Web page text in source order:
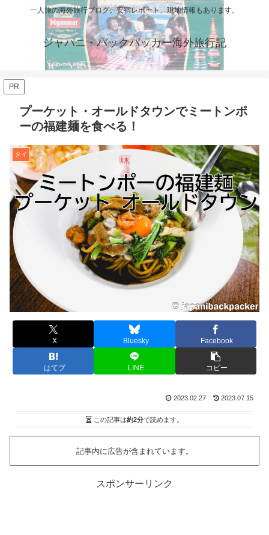
一人旅の海外旅行ブログ。安宿レポート、現地情報もあります。
ジャパニ・バックパッカー海外旅行記
PR
プーケット・オールドタウンでミートンポ
ーの福建麺を食べる！
タイ
X Bluesky Facebook
はてブ LINE コピー
2023.02.27 2023.07.15
この記事は約2分で読めます。
記事内に広告が含まれています。
スポンサーリンク